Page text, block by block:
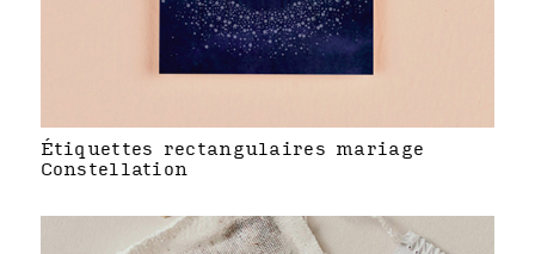
Étiquettes rectangulaires mariage
Constellation